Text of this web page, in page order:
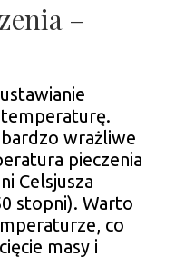
–
wrażliwe
pieczenia
Celsjusza
stopni). Warto
co
masy i